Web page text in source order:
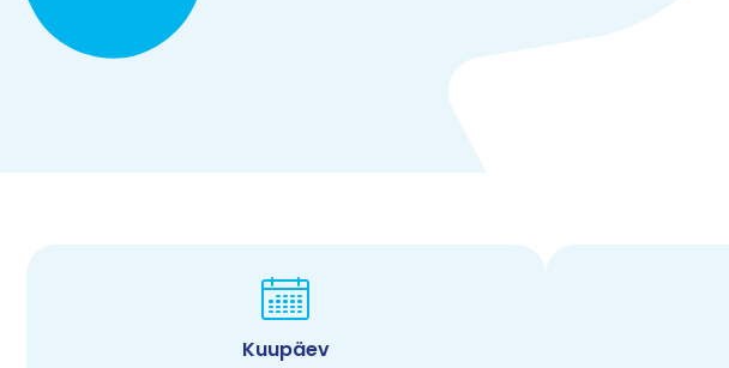
Kuupäev